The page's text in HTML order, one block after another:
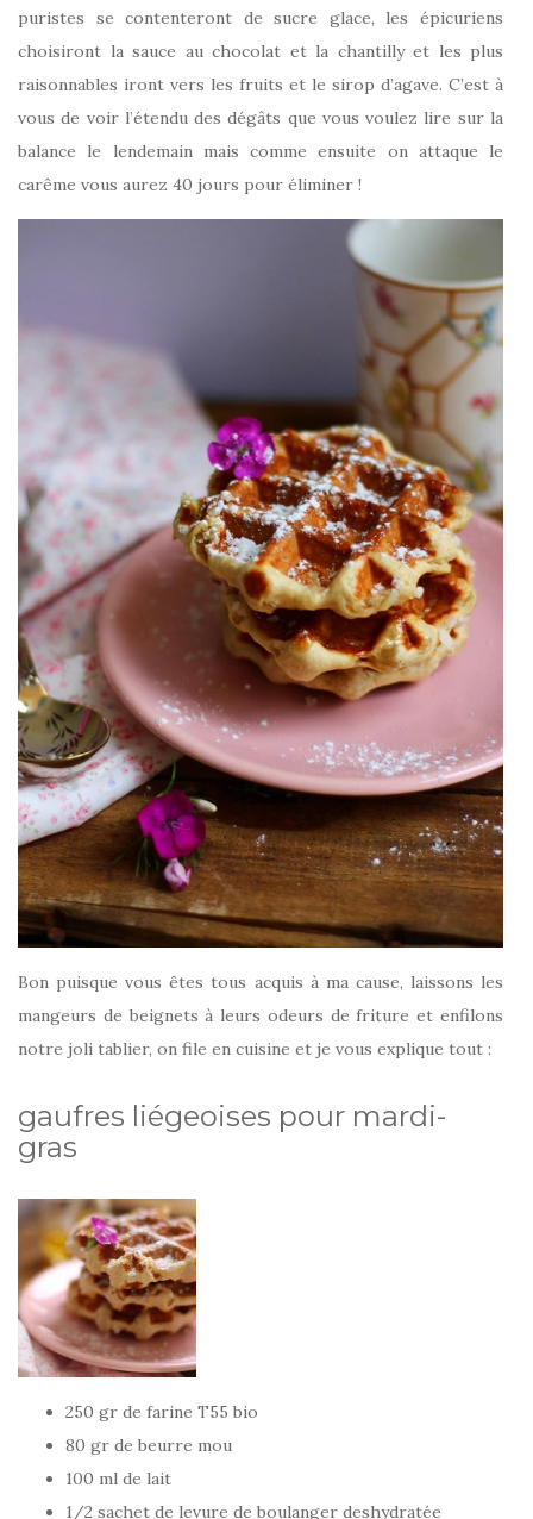
puristes se contenteront de sucre glace, les épicuriens
choisiront la sauce au chocolat et la chantilly et les plus
raisonnables iront vers les fruits et le sirop d’agave. C’est à
vous de voir l’étendu des dégâts que vous voulez lire sur la
balance le lendemain mais comme ensuite on attaque le
carême vous aurez 40 jours pour éliminer !
Bon puisque vous êtes tous acquis à ma cause, laissons les
mangeurs de beignets à leurs odeurs de friture et enfilons
notre joli tablier, on file en cuisine et je vous explique tout :
gaufres liégeoises pour mardi-
gras
250 gr de farine T55 bio
80 gr de beurre mou
100 ml de lait
1/2 sachet de levure de boulanger deshydratée